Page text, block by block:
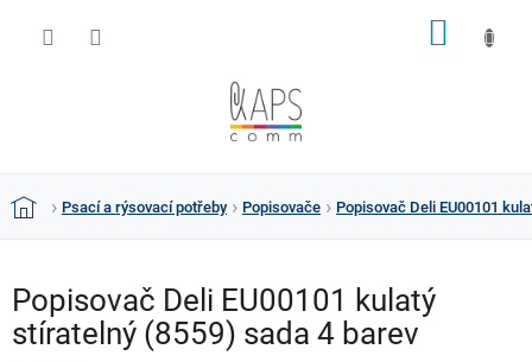
DomůPsací a rýsovací potřeby Popisovače Popisovač Deli EU00101
Popisovač Deli EU00101 kulatý
stíratelný (8559) sada 4 barev